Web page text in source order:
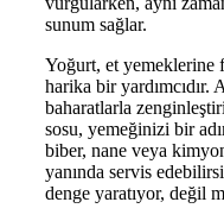
sunum sağlar.
Yoğurt, et yemeklerine
harika bir yardımcıdır.
baharatlarla
sosu, yemeğinizi bir
biber, nane veya
yanında servis
denge yaratıyor, değil